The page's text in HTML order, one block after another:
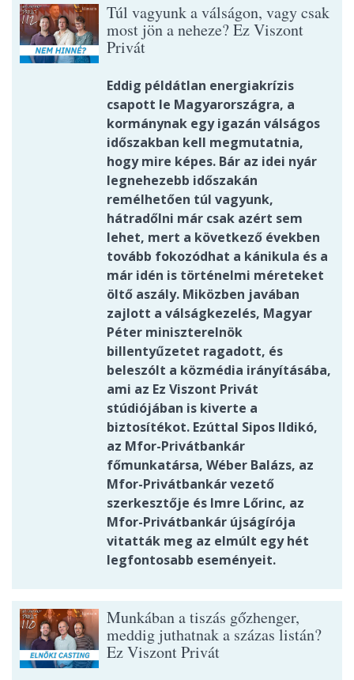
Túl vagyunk a válságon, vagy csak
most jön a neheze? Ez Viszont
Privát
Eddig példátlan energiakrízis
csapott le Magyarországra, a
kormánynak egy igazán válságos
időszakban kell megmutatnia,
hogy mire képes. Bár az idei nyár
legnehezebb időszakán
remélhetően túl vagyunk,
hátradőlni már csak azért sem
lehet, mert a következő években
tovább fokozódhat a kánikula és a
már idén is történelmi méreteket
öltő aszály. Miközben javában
zajlott a válságkezelés, Magyar
Péter miniszterelnök
billentyűzetet ragadott, és
beleszólt a közmédia irányításába,
ami az Ez Viszont Privát
stúdiójában is kiverte a
biztosítékot. Ezúttal Sipos Ildikó,
az Mfor-Privátbankár
főmunkatársa, Wéber Balázs, az
Mfor-Privátbankár vezető
szerkesztője és Imre Lőrinc, az
Mfor-Privátbankár újságírója
vitatták meg az elmúlt egy hét
legfontosabb eseményeit.
Munkában a tiszás gőzhenger,
meddig juthatnak a százas listán?
Ez Viszont Privát